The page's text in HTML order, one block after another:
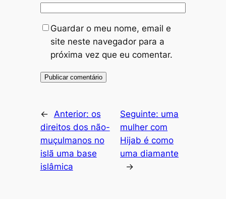
Guardar o meu nome, email e
site neste navegador para a
próxima vez que eu comentar.
← Anterior: os
direitos dos não-
muçulmanos no
islã uma base
islâmica
Seguinte: uma
mulher com
Hijab é como
uma diamante
→